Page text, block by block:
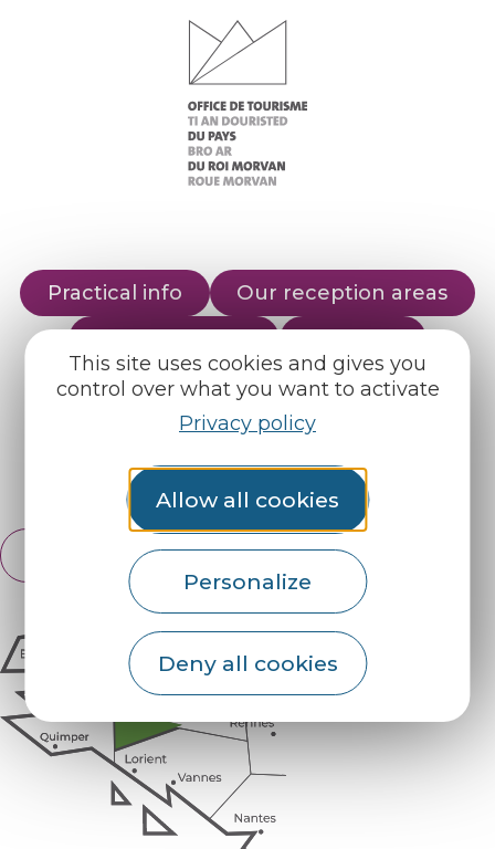
This site uses cookies and gives you
control over what you want to activate
Privacy policy
Allow all cookies
Personalize
Deny all cookies
Practical info
Our reception areas
Find us on :
Espace pro Partners
English
Français